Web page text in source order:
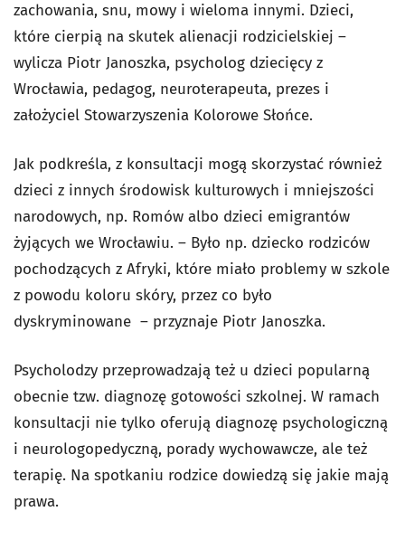
zachowania, snu, mowy i wieloma innymi. Dzieci,
które cierpią na skutek alienacji rodzicielskiej –
wylicza Piotr Janoszka, psycholog dziecięcy z
Wrocławia, pedagog, neuroterapeuta, prezes i
założyciel Stowarzyszenia Kolorowe Słońce.
Jak podkreśla, z konsultacji mogą skorzystać również
dzieci z innych środowisk kulturowych i mniejszości
narodowych, np. Romów albo dzieci emigrantów
żyjących we Wrocławiu. – Było np. dziecko rodziców
pochodzących z Afryki, które miało problemy w szkole
z powodu koloru skóry, przez co było
dyskryminowane – przyznaje Piotr Janoszka.
Psycholodzy przeprowadzają też u dzieci popularną
obecnie tzw. diagnozę gotowości szkolnej. W ramach
konsultacji nie tylko oferują diagnozę psychologiczną
i neurologopedyczną, porady wychowawcze, ale też
terapię. Na spotkaniu rodzice dowiedzą się jakie mają
prawa.